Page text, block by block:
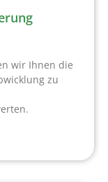
wir Ihnen die
zu